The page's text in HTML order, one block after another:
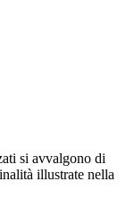
si avvalgono di
illustrate nella